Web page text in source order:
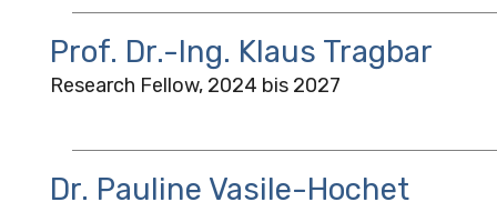
Prof. Dr.-Ing. Klaus Tragbar
Research Fellow, 2024 bis 2027
Dr. Pauline Vasile-Hochet